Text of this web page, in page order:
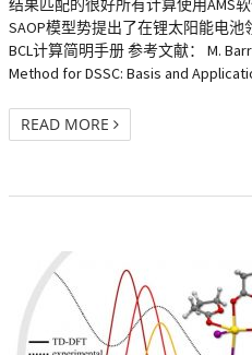
结果匹配的很好所有计算使用AMS软
SAOP模型势提出了在锂太阳能电
BCL计算简明手册 参考文献： M.
Method for DSSC: Basis and
READ MORE